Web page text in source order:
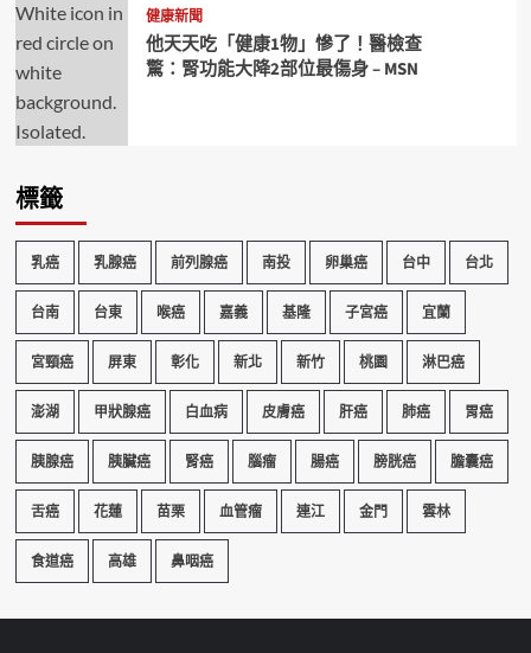
健康新聞
他天天吃「健康1物」慘了！醫檢查
驚：腎功能大降2部位最傷身 – MSN
標籤
乳癌 乳腺癌 前列腺癌 南投 卵巢癌 台中 台北
台南 台東 喉癌 嘉義 基隆 子宮癌 宜蘭
宮頸癌 屏東 彰化 新北 新竹 桃園 淋巴癌
澎湖 甲狀腺癌 白血病 皮膚癌 肝癌 肺癌 胃癌
胰腺癌 胰臟癌 腎癌 腦瘤 腸癌 膀胱癌 膽囊癌
舌癌 花蓮 苗栗 血管瘤 連江 金門 雲林
食道癌 高雄 鼻咽癌